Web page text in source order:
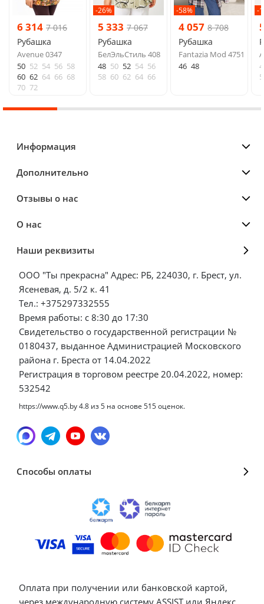
6 314 7 016
Рубашка
Avenue 0347
50 52 54 56 58
60 62 64 66 68
70 72
-26%
5 333 7 067
Рубашка
БелЭльСтиль 408
48 50 52 54 56
58 60 62 64 66
-58%
4 057 8 708
Рубашка
Fantazia Mod 4751
46 48
-
Информация
Дополнительно
Отзывы о нас
О нас
Наши реквизиты
ООО "Ты прекрасна" Адрес: РБ, 224030, г. Брест, ул.
Ясеневая, д. 5/2 к. 41
Тел.: +375297332555
Время работы: с 8:30 до 17:30
Свидетельство о государственной регистрации №
0180437, выданное Администрацией Московского
района г. Бреста от 14.04.2022
Регистрация в торговом реестре 20.04.2022, номер:
532542
https://www.q5.by4.8 из5 на основе 515оценок.
Способы оплаты
Оплата при получении или банковской картой,